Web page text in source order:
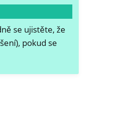
se ujistěte, že
pokud se